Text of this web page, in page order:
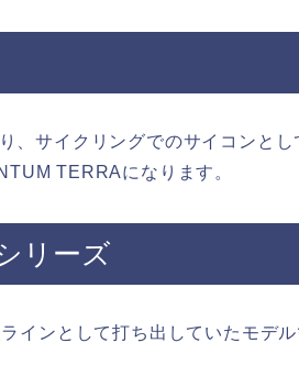
、サイクリングでのサイコンとし
TERRAになります。
リーズ
インとして打ち出していたモデル